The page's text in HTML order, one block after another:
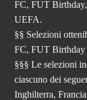
FC, FUT
UEFA.
§§ Selezioni
FC, FUT Birthday
§§§ Le selezioni
ciascuno dei
Inghilterra,